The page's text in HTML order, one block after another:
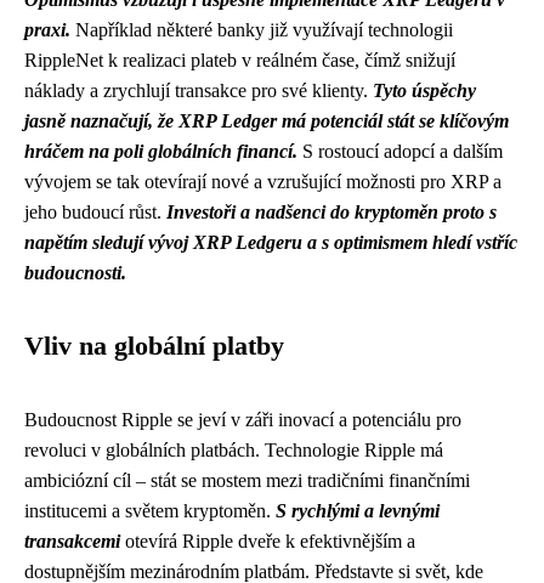
praxi. Například některé banky již využívají technologii
RippleNet k realizaci plateb v reálném čase, čímž snižují
náklady a zrychlují transakce pro své klienty. Tyto úspěchy
jasně naznačují, že XRP Ledger má potenciál stát se klíčovým
hráčem na poli globálních financí. S rostoucí adopcí a dalším
vývojem se tak otevírají nové a vzrušující možnosti pro XRP a
jeho budoucí růst. Investoři a nadšenci do kryptoměn proto s
napětím sledují vývoj XRP Ledgeru a s optimismem hledí vstříc
budoucnosti.
Vliv na globální platby
Budoucnost Ripple se jeví v záři inovací a potenciálu pro
revoluci v globálních platbách. Technologie Ripple má
ambiciózní cíl – stát se mostem mezi tradičními finančními
institucemi a světem kryptoměn. S rychlými a levnými
transakcemiotevírá Ripple dveře k efektivnějším a
dostupnějším mezinárodním platbám. Představte si svět, kde